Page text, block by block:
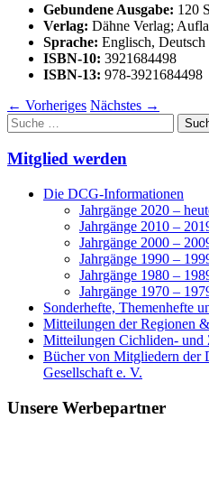
Gebundene Ausgabe: 120
Verlag: Dähne Verlag;
Sprache: Englisch, Deutsch
ISBN-10: 3921684498
ISBN-13: 978-3921684498
← Vorheriges Nächstes →
Suche
nach:
Mitglied werden
Die DCG-Informationen
Jahrgänge 2020 –
Jahrgänge 2010 –
Jahrgänge 2000 –
Jahrgänge 1990 –
Jahrgänge 1980 –
Jahrgänge 1970 –
Sonderhefte, Themenhefte
Mitteilungen der Regionen
Mitteilungen Cichliden- und
Bücher von Mitgliedern der
Gesellschaft e. V.
Unsere Werbepartner